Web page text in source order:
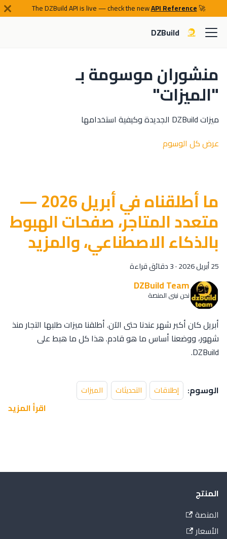
🚀 The DZBuild API is live — check the new
API Reference
DZBuild
منشوران موسومة بـ
"الميزات"
ميزات DZBuild الجديدة وكيفية استخدامها
عرض كل الوسوم
ما أطلقناه في أبريل 2026 —
متعدد المتاجر، صفحات الهبوط
بالذكاء الاصطناعي، والمزيد
25 أبريل 2026 ·3 دقائق قراءة
DZBuild Team
نحن نبني المنصة
أبريل كان أكبر شهر عندنا حتى الآن. أطلقنا ميزات طلبها التجار منذ
شهور، ووضعنا أساس ما هو قادم. هذا كل ما هبط على
DZBuild.
الوسوم: إطلاقات التحديثات الميزات
اقرأ المزيد
المنتج
المنصة
الأسعار